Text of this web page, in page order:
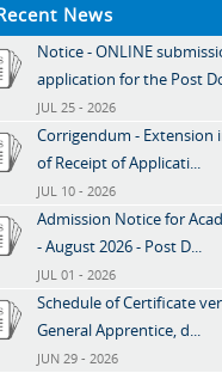
News
Notice - ONLINE
application for the Post
JUL 25 - 2026
Corrigendum - Extension
of Receipt of Applicati...
JUL 10 - 2026
Admission Notice for
- August 2026 - Post D...
JUL 01 - 2026
Schedule of Certificate
General Apprentice, d...
JUN 29 - 2026